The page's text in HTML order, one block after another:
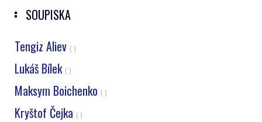
SOUPISKA
Tengiz Aliev ( )
Lukáš Bílek ( )
Maksym Boichenko ( )
Kryštof Čejka ( )